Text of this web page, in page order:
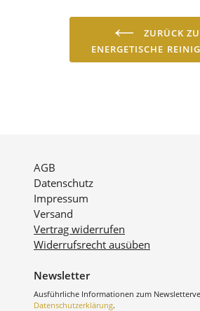
ZURÜCK ZU
ENERGETISCHE
AGB
Datenschutz
Impressum
Versand
Vertrag widerrufen
Widerrufsrecht ausüben
Newsletter
Ausführliche Informationen zum
Datenschutzerklärung.